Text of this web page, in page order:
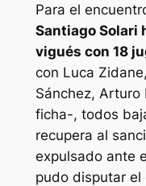
Para el
Santiago Solari
vigués con 18
con Luca
Sánchez, Arturo
ficha-, todos
recupera al
expulsado ante
pudo disputar